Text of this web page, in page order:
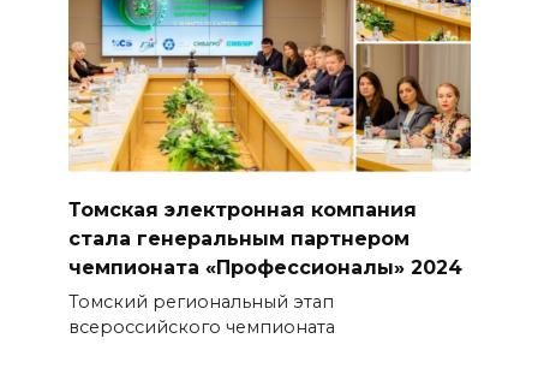
Томская электронная компания
стала генеральным партнером
чемпионата «Профессионалы» 2024
Томский региональный этап
всероссийского чемпионата